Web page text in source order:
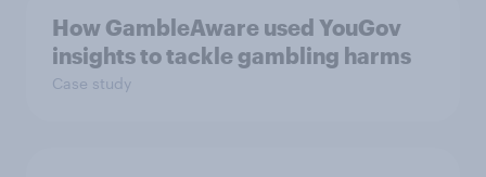
How GambleAware used YouGov
insights to tackle gambling harms
Case study